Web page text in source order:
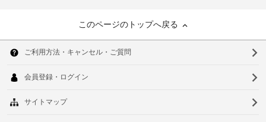
このページのトップへ戻る